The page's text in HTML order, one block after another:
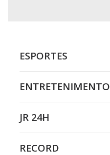
ESPORTES
ENTRETENIMENTO
JR 24H
RECORD